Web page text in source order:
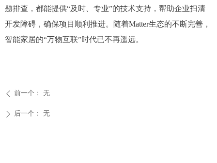
题排查，都能提供“及时、专业”的技术支持，帮助企业扫清
开发障碍，确保项目顺利推进。​随着Matter生态的不断完善，
智能家居的“万物互联”时代已不再遥远。
ꄴ 前一个： 无
ꄲ 后一个： 无